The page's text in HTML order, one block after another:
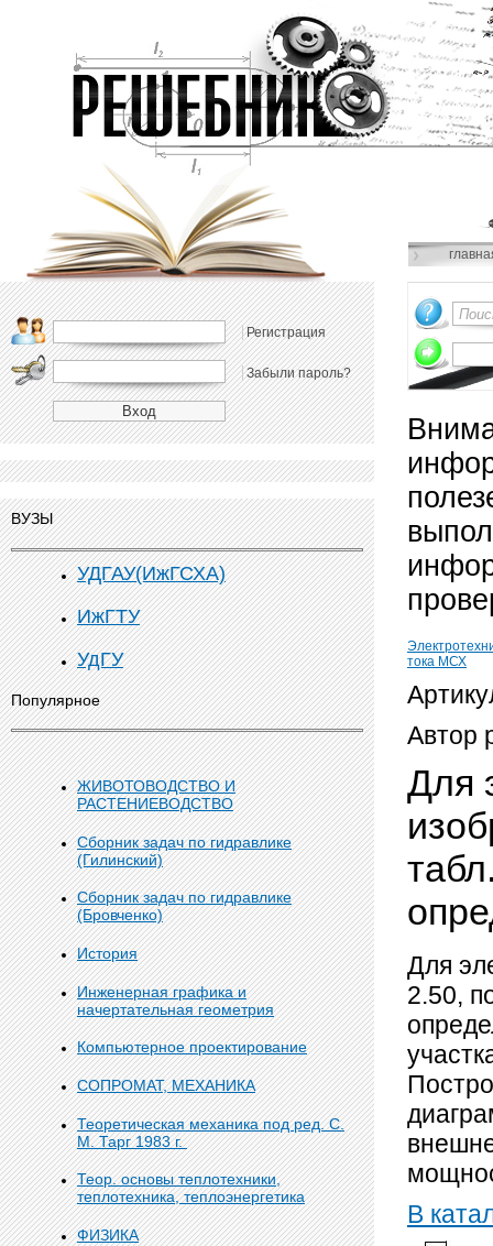
Регистрация
Забыли пароль?
ВУЗЫ
УДГАУ(ИжГСХА)
ИжГТУ
УдГУ
Популярное
ЖИВОТОВОДСТВО И
РАСТЕНИЕВОДСТВО
Сборник задач по гидравлике
(Гилинский)
Сборник задач по гидравлике
(Бровченко)
История
Инженерная графика и
начертательная геометрия
Компьютерное проектирование
СОПРОМАТ, МЕХАНИКА
Теоретическая механика под ред. С.
М. Тарг 1983 г.
Теор. основы теплотехники,
теплотехника, теплоэнергетика
ФИЗИКА
тока МСХ
Автор
Для
Для
2.50,
В